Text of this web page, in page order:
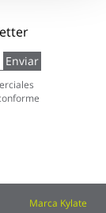
Enviar
Marca Kylate